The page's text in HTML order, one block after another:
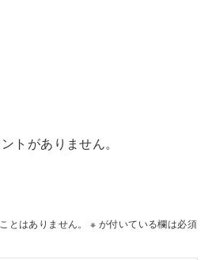
トがありません。
とはありません。 ※ が付いている欄は必須